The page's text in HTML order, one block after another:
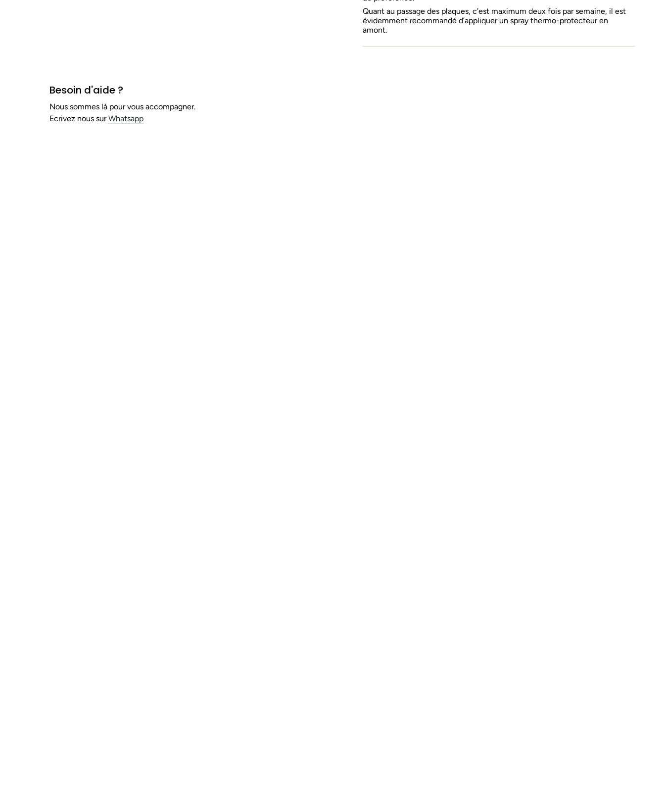
Quant au passage des plaques, c’est maximum deux fois par semaine, il est
évidemment recommandé d’appliquer un spray thermo-protecteur en
amont.
Besoin d'aide ?
Nous sommes là pour vous accompagner.
Ecrivez nous surWhatsapp